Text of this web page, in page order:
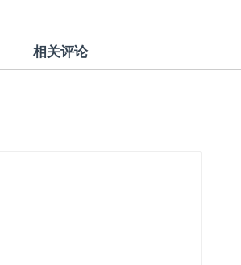
相关评论